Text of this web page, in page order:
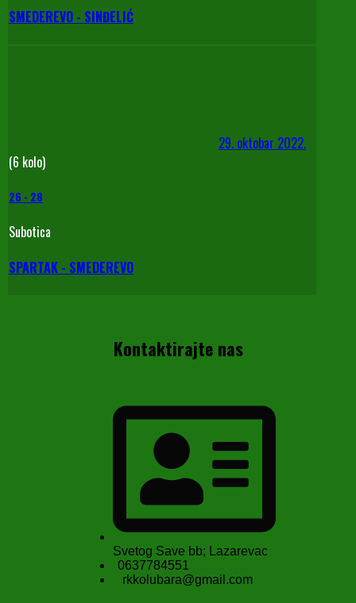
SMEDEREVO - SINĐELIĆ
29. oktobar 2022.
(6 kolo)
26 - 28
Subotica
SPARTAK - SMEDEREVO
Kontaktirajte nas
Svetog Save bb; Lazarevac
0637784551
rkkolubara@gmail.com